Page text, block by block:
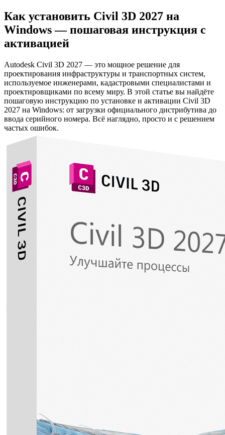
Как установить Civil 3D 2027 на
Windows — пошаговая инструкция с
активацией
Autodesk Civil 3D 2027 — это мощное решение для
проектирования инфраструктуры и транспортных систем,
используемое инженерами, кадастровыми специалистами и
проектировщиками по всему миру. В этой статье вы найдёте
пошаговую инструкцию по установке и активации Civil 3D
2027 на Windows: от загрузки официального дистрибутива до
ввода серийного номера. Всё наглядно, просто и с решением
частых ошибок.